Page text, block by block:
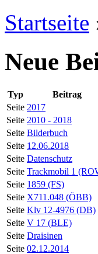
Startseite
Neue
Typ Beitrag
Seite 2017
Seite 2010 - 2018
Seite Bilderbuch
Seite 12.06.2018
Seite Datenschutz
Seite Trackmobil 1
Seite 1859 (FS)
Seite X711.048 (ÖBB)
Seite Klv 12-4976 (DB)
Seite V 17 (BLE)
Seite Draisinen
Seite 02.12.2014